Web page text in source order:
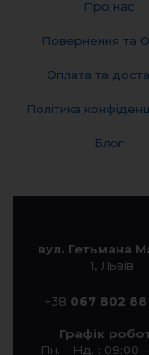
Про нас
Повернення та
Оплата та
Політика
Блог
вул. Гетьмана
1, Львів
+38 067 802
Графік
Пн. - Нд. : 09:00 -